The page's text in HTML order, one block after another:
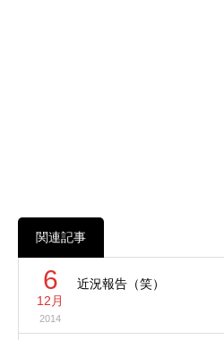
関連記事
6
12月
2014
近況報告（笑）